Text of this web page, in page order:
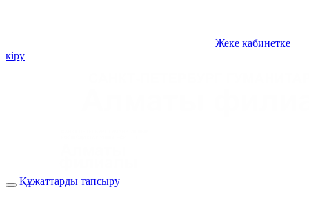
Жеке кабинетке
кіру
Құжаттарды тапсыру